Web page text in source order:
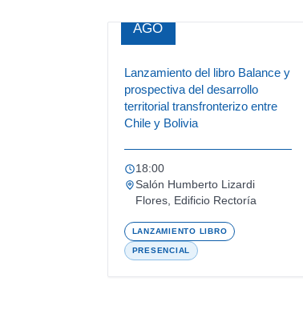
AGO
Lanzamiento del libro Balance y
prospectiva del desarrollo
territorial transfronterizo entre
Chile y Bolivia
18:00
Salón Humberto Lizardi
Flores, Edificio Rectoría
LANZAMIENTO LIBRO
PRESENCIAL